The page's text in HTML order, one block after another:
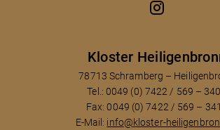
Kloster
78713 Schramberg –
Tel.: 0049 (0) 7422 / 569 –
Fax: 0049 (0) 7422 / 569 –
E-Mail: info@kloster-